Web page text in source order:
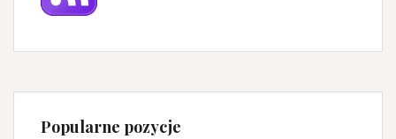
Popularne pozycje